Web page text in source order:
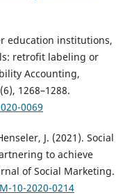
education institutions,
retrofit labeling or
Accounting,
1268–1288.
0069
J. (2021). Social
to achieve
of Social Marketing.
10-2020-0214